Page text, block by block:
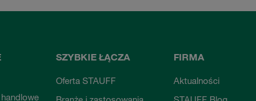
SZYBKIE ŁĄCZA
Oferta STAUFF
FIRMA
Aktualności